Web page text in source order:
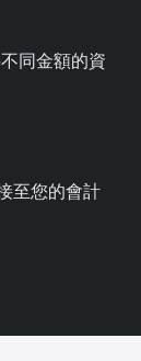
同金額的資
至您的會計